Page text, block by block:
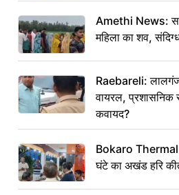
Amethi News:
महिला का शव,
Raebareli: लालगंज
वायरल, प्रशासनिक
कवायद?
Bokaro Thermal:
घंटे का अखंड हरि